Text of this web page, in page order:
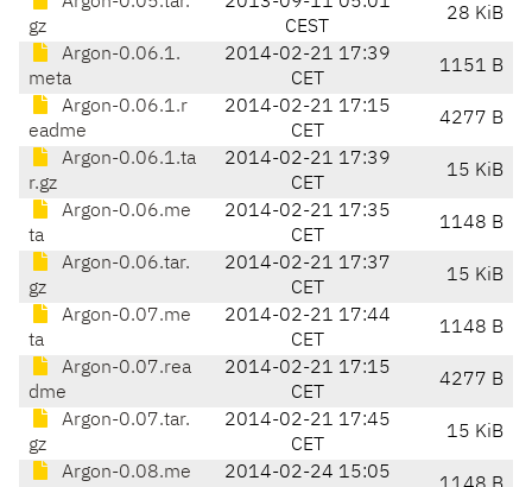
gz
CEST
28 KiB
Argon-0.06.1.
meta
2014-02-21 17:39
CET
1151 B
Argon-0.06.1.r
eadme
2014-02-21 17:15
CET
4277 B
Argon-0.06.1.ta
r.gz
2014-02-21 17:39
CET
15 KiB
Argon-0.06.me
ta
2014-02-21 17:35
CET
1148 B
Argon-0.06.tar.
gz
2014-02-21 17:37
CET
15 KiB
Argon-0.07.me
ta
2014-02-21 17:44
CET
1148 B
Argon-0.07.rea
dme
2014-02-21 17:15
CET
4277 B
Argon-0.07.tar.
gz
2014-02-21 17:45
CET
15 KiB
Argon-0.08.me 2014-02-24 15:05